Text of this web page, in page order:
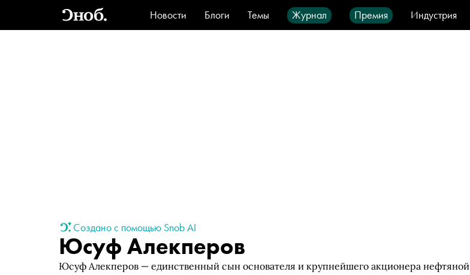
Новости Блоги Темы Журнал Премия
Индустрия
Стиль
Видео Город IT-продукты
Создано с помощью Snob AI
Юсуф Алекперов
Юсуф Алекперов — единственный сын основателя и крупнейшего акционера нефтяной